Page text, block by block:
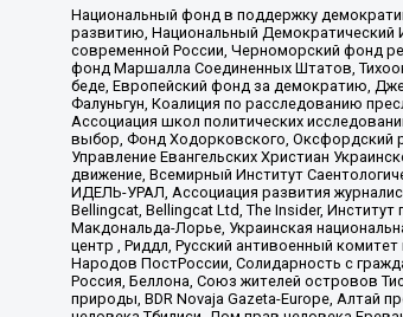
Национальный фонд в поддержку
развитию, Национальный Демократический
современной России, Черноморский фонд
фонд Маршалла Соединенных Штатов,
беде, Европейский фонд за демократию,
Фалуньгун, Коалиция по расследованию
Ассоциация школ политических
выбор, Фонд Ходорковского, Оксфордский
Управление Евангельских Христиан
движение, Всемирный Институт
ИДЕЛЬ-УРАЛ, Ассоциация развития
Bellingcat, Bellingcat Ltd, The Insider,
Макдональда-Лорье, Украинская
центр , Риддл, Русский антивоенный
Народов ПостРоссии, Солидарность с
Россия, Беллона, Союз жителей островов
природы, BDR Novaja Gazeta-Europe, Алтай